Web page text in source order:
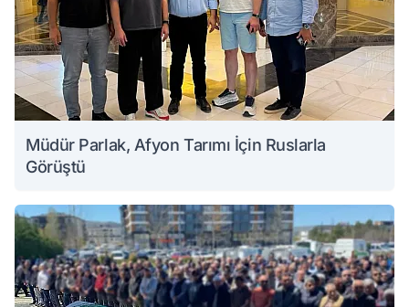
Müdür Parlak, Afyon Tarımı İçin Ruslarla
Görüştü